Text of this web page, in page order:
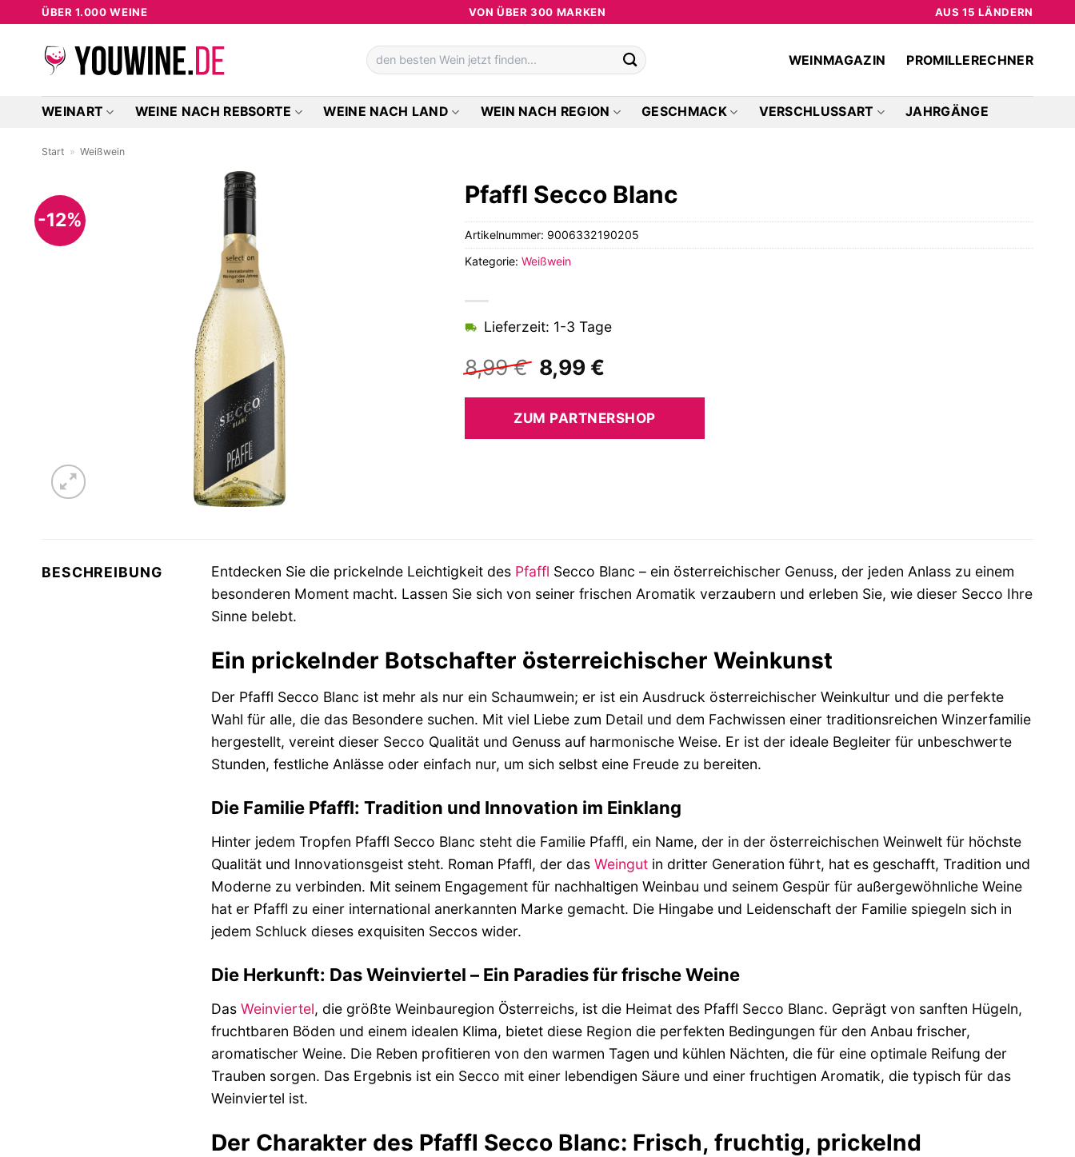
springen
ÜBER 1.000 WEINE VON ÜBER 300 MARKEN AUS 15 LÄNDERN
Suchen
nach:
WEINMAGAZIN PROMILLERECHNER
WEINART WEINE NACH REBSORTE WEINE NACH LAND WEIN NACH REGION GESCHMACK VERSCHLUSSART JAHRGÄNGE
Start » Weißwein
-12%
Pfaffl Secco Blanc
8,99€ Ursprünglicher
Preis
war:
8,99 €
8,99 €
ist:
8,99 €.
Lieferzeit: 1-3 Tage
ZUM PARTNERSHOP
Artikelnummer: 9006332190205
Kategorie:Weißwein
BESCHREIBUNG Entdecken Sie die prickelnde Leichtigkeit des Pfaffl Secco Blanc – ein österreichischer Genuss, der jeden Anlass zu einem
besonderen Moment macht. Lassen Sie sich von seiner frischen Aromatik verzaubern und erleben Sie, wie dieser Secco Ihre
Sinne belebt.
Ein prickelnder Botschafter österreichischer Weinkunst
Der Pfaffl Secco Blanc ist mehr als nur ein Schaumwein; er ist ein Ausdruck österreichischer Weinkultur und die perfekte
Wahl für alle, die das Besondere suchen. Mit viel Liebe zum Detail und dem Fachwissen einer traditionsreichen Winzerfamilie
hergestellt, vereint dieser Secco Qualität und Genuss auf harmonische Weise. Er ist der ideale Begleiter für unbeschwerte
Stunden, festliche Anlässe oder einfach nur, um sich selbst eine Freude zu bereiten.
Die Familie Pfaffl: Tradition und Innovation im Einklang
Hinter jedem Tropfen Pfaffl Secco Blanc steht die Familie Pfaffl, ein Name, der in der österreichischen Weinwelt für höchste
Qualität und Innovationsgeist steht. Roman Pfaffl, der das Weingutin dritter Generation führt, hat es geschafft, Tradition und
Moderne zu verbinden. Mit seinem Engagement für nachhaltigen Weinbau und seinem Gespür für außergewöhnliche Weine
hat er Pfaffl zu einer international anerkannten Marke gemacht. Die Hingabe und Leidenschaft der Familie spiegeln sich in
jedem Schluck dieses exquisiten Seccos wider.
Die Herkunft: Das Weinviertel – Ein Paradies für frische Weine
Das Weinviertel, die größte Weinbauregion Österreichs, ist die Heimat des Pfaffl Secco Blanc. Geprägt von sanften Hügeln,
fruchtbaren Böden und einem idealen Klima, bietet diese Region die perfekten Bedingungen für den Anbau frischer,
aromatischer Weine. Die Reben profitieren von den warmen Tagen und kühlen Nächten, die für eine optimale Reifung der
Trauben sorgen. Das Ergebnis ist ein Secco mit einer lebendigen Säure und einer fruchtigen Aromatik, die typisch für das
Weinviertel ist.
Der Charakter des Pfaffl Secco Blanc: Frisch, fruchtig, prickelnd